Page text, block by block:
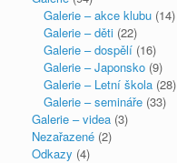
Galerie – akce klubu (14)
Galerie – děti (22)
Galerie – dospělí (16)
Galerie – Japonsko (9)
Galerie – Letní škola (28)
Galerie – semináře (33)
Galerie – videa (3)
Nezařazené (2)
Odkazy (4)